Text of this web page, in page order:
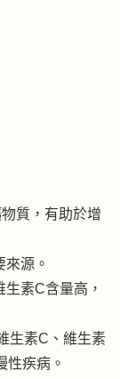
質，有助於增
源。
素C含量高，
生素C、維生素
性疾病。